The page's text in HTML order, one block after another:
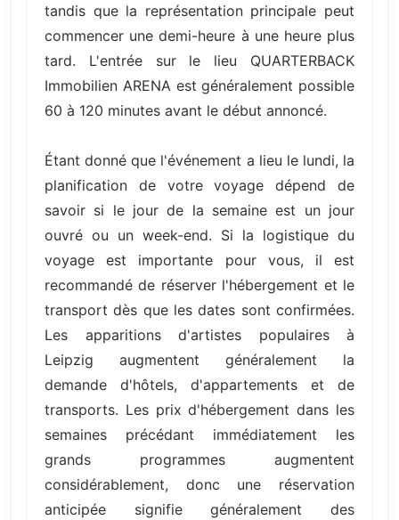
tandis que la représentation principale peut
commencer une demi-heure à une heure plus
tard. L'entrée sur le lieu QUARTERBACK
Immobilien ARENA est généralement possible
60 à 120 minutes avant le début annoncé.
Étant donné que l'événement a lieu le lundi, la
planification de votre voyage dépend de
savoir si le jour de la semaine est un jour
ouvré ou un week-end. Si la logistique du
voyage est importante pour vous, il est
recommandé de réserver l'hébergement et le
transport dès que les dates sont confirmées.
Les apparitions d'artistes populaires à
Leipzig augmentent généralement la
demande d'hôtels, d'appartements et de
transports. Les prix d'hébergement dans les
semaines précédant immédiatement les
grands programmes augmentent
considérablement, donc une réservation
anticipée signifie généralement des